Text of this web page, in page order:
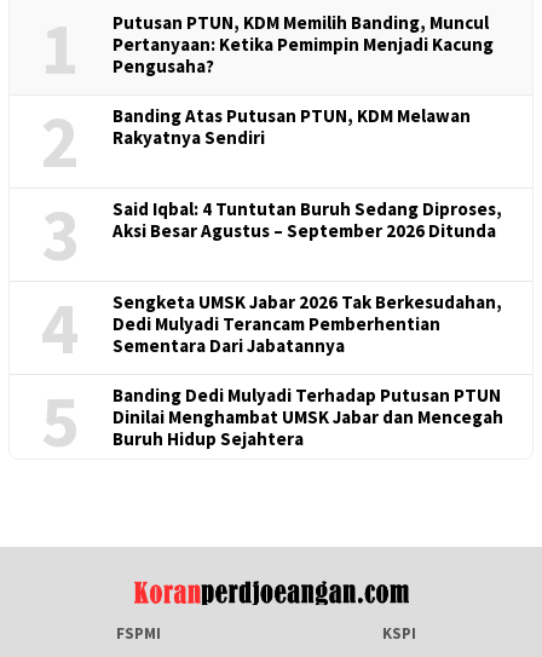
1
Putusan PTUN, KDM Memilih Banding, Muncul
Pertanyaan: Ketika Pemimpin Menjadi Kacung
Pengusaha?
2
Banding Atas Putusan PTUN, KDM Melawan
Rakyatnya Sendiri
3
Said Iqbal: 4 Tuntutan Buruh Sedang Diproses,
Aksi Besar Agustus – September 2026 Ditunda
4
Sengketa UMSK Jabar 2026 Tak Berkesudahan,
Dedi Mulyadi Terancam Pemberhentian
Sementara Dari Jabatannya
5
Banding Dedi Mulyadi Terhadap Putusan PTUN
Dinilai Menghambat UMSK Jabar dan Mencegah
Buruh Hidup Sejahtera
FSPMI KSPI